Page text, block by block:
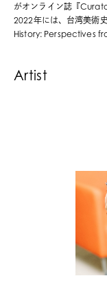
がオンライン誌『
2022年には、台湾美術
History: Perspectives
Artist